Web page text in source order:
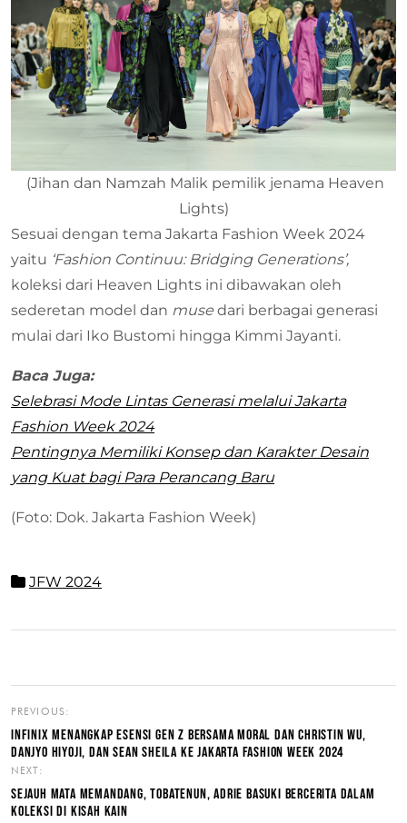
(Jihan dan Namzah Malik pemilik jenama Heaven
Lights)
Sesuai dengan tema Jakarta Fashion Week 2024
yaitu ‘Fashion Continuu: Bridging Generations’,
koleksi dari Heaven Lights ini dibawakan oleh
sederetan model dan muse dari berbagai generasi
mulai dari Iko Bustomi hingga Kimmi Jayanti.
Baca Juga:
Selebrasi Mode Lintas Generasi melalui Jakarta
Fashion Week 2024
Pentingnya Memiliki Konsep dan Karakter Desain
yang Kuat bagi Para Perancang Baru
(Foto: Dok. Jakarta Fashion Week)
JFW 2024
PREVIOUS:
INFINIX MENANGKAP ESENSI GEN Z BERSAMA MORAL DAN CHRISTIN WU,
DANJYO HIYOJI, DAN SEAN SHEILA KE JAKARTA FASHION WEEK 2024
NEXT:
SEJAUH MATA MEMANDANG, TOBATENUN, ADRIE BASUKI BERCERITA DALAM
KOLEKSI DI KISAH KAIN